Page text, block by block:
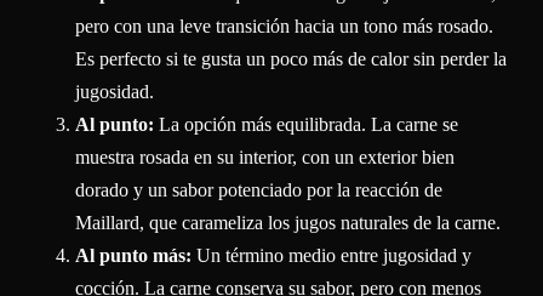
pero con una leve transición hacia un tono más rosado.
Es perfecto si te gusta un poco más de calor sin perder la
jugosidad.
Al punto: La opción más equilibrada. La carne se
muestra rosada en su interior, con un exterior bien
dorado y un sabor potenciado por la reacción de
Maillard, que carameliza los jugos naturales de la carne.
Al punto más: Un término medio entre jugosidad y
cocción. La carne conserva su sabor, pero con menos